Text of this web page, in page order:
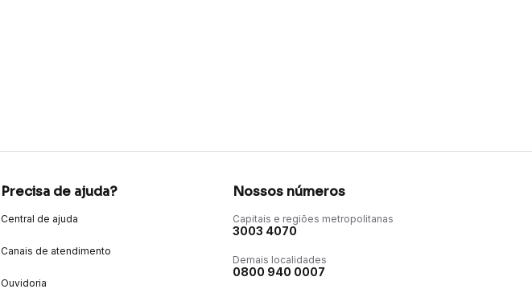
Precisa de ajuda?
Central de ajuda
Canais de atendimento
Ouvidoria
Nossos números
Capitais e regiões metropolitanas
3003 4070
Demais localidades
0800 940 0007